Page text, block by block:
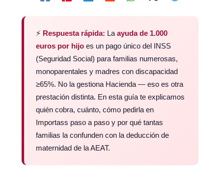
⚡ Respuesta rápida: La ayuda de 1.000
euros por hijo es un pago único del INSS
(Seguridad Social) para familias numerosas,
monoparentales y madres con discapacidad
≥65%. No la gestiona Hacienda — eso es otra
prestación distinta. En esta guía te explicamos
quién cobra, cuánto, cómo pedirla en
Importass paso a paso y por qué tantas
familias la confunden con la deducción de
maternidad de la AEAT.